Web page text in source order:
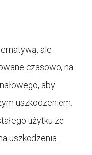
ale
czasowo, na
aby
uszkodzeniem.
użytku ze
uszkodzenia.